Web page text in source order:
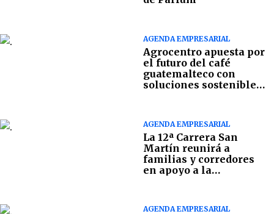
AGENDA EMPRESARIAL
Agrocentro apuesta por
el futuro del café
guatemalteco con
soluciones sostenibles
AGENDA EMPRESARIAL
La 12ª Carrera San
Martín reunirá a
familias y corredores
en apoyo a la
AGENDA EMPRESARIAL